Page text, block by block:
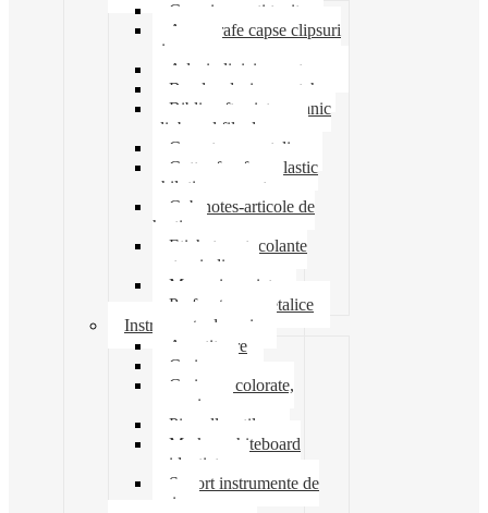
Cosuri suporti tavite
Ace agrafe capse clipsuri
pioneze
Adeziv lipici corectoare
Banda adeziva-scotch
Biblioraft caiet mecanic
clipboard file dosare
Capsatoare metalice
Cutter foarfeca elastic
ghilotina magnet
Cub notes-articole de
hartie
Etichete autocolante
carton indigo
Mape si serviete
Perforatoare metalice
Instrumente de scris
Ascutitoare
Carioca
Creioane colorate,
mecanice
Pix roller stilou
Marker whiteboard
evidentiator
Suport instrumente de
scris